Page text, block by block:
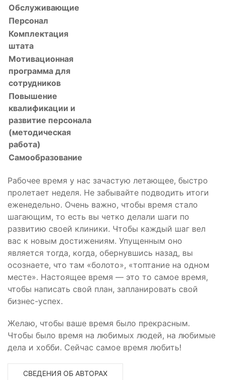
Обслуживающие
Персонал
Комплектация
штата
Мотивационная
программа для
сотрудников
Повышение
квалификации и
развитие персонала
(методическая
работа)
Самообразование
Рабочее время у нас зачастую летающее, быстро
пролетает неделя. Не забывайте подводить итоги
еженедельно. Очень важно, чтобы время стало
шагающим, то есть вы четко делали шаги по
развитию своей клиники. Чтобы каждый шаг вел
вас к новым достижениям. Упущенным оно
является тогда, когда, обернувшись назад, вы
осознаете, что там «болото», «топтание на одном
месте». Настоящее время — это то самое время,
чтобы написать свой план, запланировать свой
бизнес-успех.
Желаю, чтобы ваше время было прекрасным.
Чтобы было время на любимых людей, на любимые
дела и хобби. Сейчас самое время любить!
СВЕДЕНИЯ ОБ АВТОРАХ